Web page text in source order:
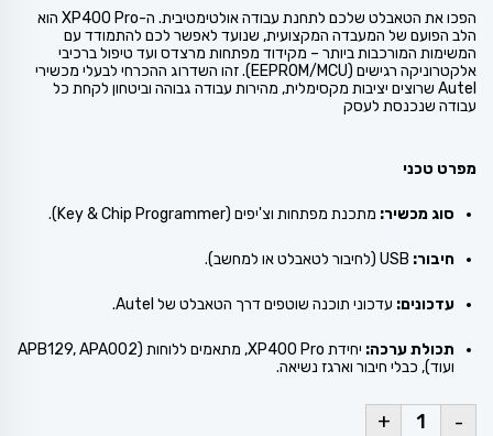
הפכו את הטאבלט שלכם לתחנת עבודה אולטימטיבית. ה-XP400 Pro הוא
הלב הפועם של המעבדה המקצועית, שנועד לאפשר לכם להתמודד עם
המשימות המורכבות ביותר – מקידוד מפתחות מרצדס ועד טיפול ברכיבי
אלקטרוניקה רגישים (EEPROM/MCU). זהו השדרוג ההכרחי לבעלי מכשירי
Autel שרוצים יציבות מקסימלית, מהירות עבודה גבוהה וביטחון לקחת כל
עבודה שנכנסת לעסק
מפרט טכני
סוג מכשיר: מתכנת מפתחות וצ'יפים (Key & Chip Programmer).
חיבור:
עדכונים: עדכוני תוכנה שוטפים דרך הטאבלט של Autel.
תכולת ערכה:
יחידת XP400 Pro, מתאמים ללוחות (APB129, APA002
ועוד), כבלי חיבור וארגז נשיאה.
-
+